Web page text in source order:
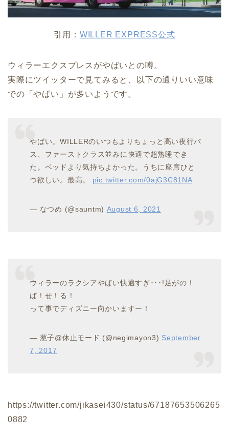
引用： WILLER EXPRESS公式
ウィラーエクスプレスがやばいとの噂。
実際にツイッターで見てみると、以下の通りいい意味
での「やばい」が多いようです。
やばい。WILLERのいつもよりちょっと高い夜行バ
ス、ファーストクラス並みに快適で超熟睡でき
た。ベッドより気持ちよかった。うちに座席ひと
つ欲しい。最高。 pic.twitter.com/0ajG3C81NA
— なつめ (@sauntm) August 6, 2021
ウィラーのラクシアやばい快適すぎ･･･!足がの！
ば！せ！る！
って事でディズニー向かいますー！
— 葱子@休止モード (@negimayon3) September
7, 2017
https://twitter.com/jikasei430/status/67187653506265
0882